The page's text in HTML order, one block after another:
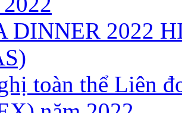
DINNER 2022
toàn thể Liên